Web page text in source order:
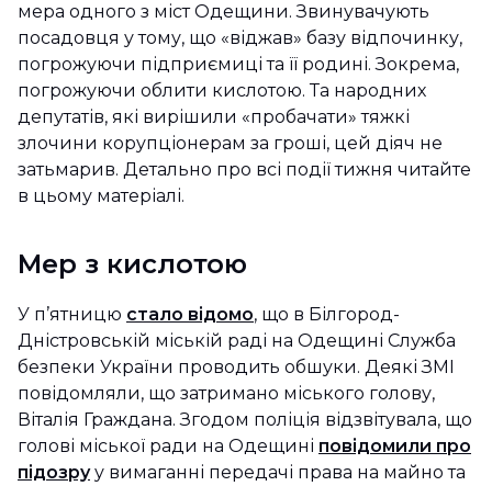
мера одного з міст Одещини. Звинувачують
посадовця у тому, що «віджав» базу відпочинку,
погрожуючи підприємиці та її родині. Зокрема,
погрожуючи облити кислотою. Та народних
депутатів, які вирішили «пробачати» тяжкі
злочини корупціонерам за гроші, цей діяч не
затьмарив. Детально про всі події тижня читайте
в цьому матеріалі.
Мер з кислотою
У п’ятницю стало відомо, що в Білгород-
Дністровській міській раді на Одещині Служба
безпеки України проводить обшуки. Деякі ЗМІ
повідомляли, що затримано міського голову,
Віталія Граждана. Згодом поліція відзвітувала, що
голові міської ради на Одещині повідомили про
підозруу вимаганні передачі права на майно та